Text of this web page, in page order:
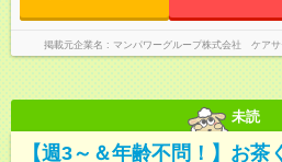
掲載元企業名 マンパワーグループ株式会社 ケア
未読
【週3～＆年齢不問！】お茶